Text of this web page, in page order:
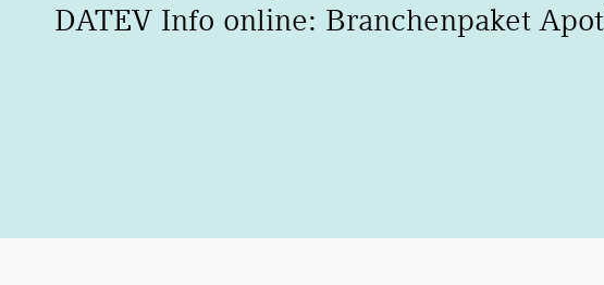
DATEV Info online: Branchenpaket